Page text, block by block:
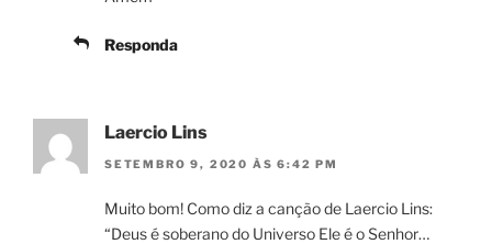
Responda
Laercio Lins
SETEMBRO 9, 2020 ÀS 6:42 PM
Muito bom! Como diz a canção de Laercio Lins:
“Deus é soberano do Universo Ele é o Senhor…